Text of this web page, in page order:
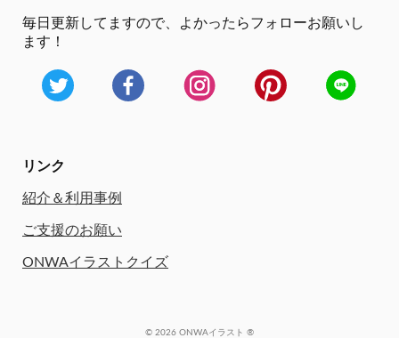
毎日更新してますので、
よかったらフォローお願いし
ます！
リンク
紹介＆利用事例
ご支援のお願い
ONWAイラストクイズ
© 2026 ONWAイラスト ®